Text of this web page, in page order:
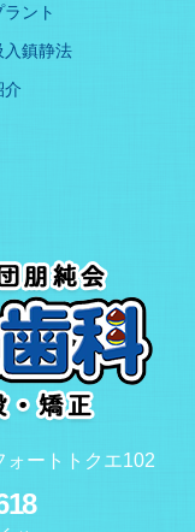
ント
入鎮静法
介
ォートトクエ102